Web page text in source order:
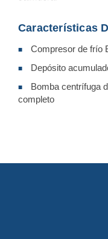
Características
■ Compresor de frío
■ Depósito
■
Bomba centrífuga
completo